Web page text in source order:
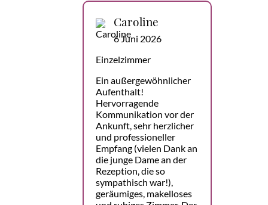
Caroline
6 Juni 2026
Einzelzimmer
Ein außergewöhnlicher
Aufenthalt!
Hervorragende
Kommunikation vor der
Ankunft, sehr herzlicher
und professioneller
Empfang (vielen Dank an
die junge Dame an der
Rezeption, die so
sympathisch war!),
geräumiges, makelloses